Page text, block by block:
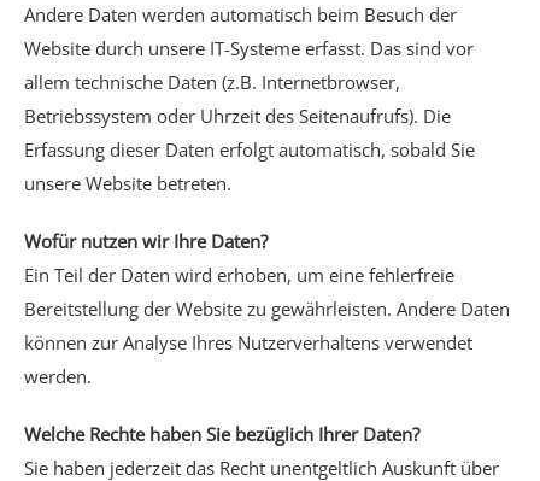
Andere Daten werden automatisch beim Besuch der
Website durch unsere IT-Systeme erfasst. Das sind vor
allem technische Daten (z.B. Internetbrowser,
Betriebssystem oder Uhrzeit des Seitenaufrufs). Die
Erfassung dieser Daten erfolgt automatisch, sobald Sie
unsere Website betreten.
Wofür nutzen wir Ihre Daten?
Ein Teil der Daten wird erhoben, um eine fehlerfreie
Bereitstellung der Website zu gewährleisten. Andere Daten
können zur Analyse Ihres Nutzerverhaltens verwendet
werden.
Welche Rechte haben Sie bezüglich Ihrer Daten?
Sie haben jederzeit das Recht unentgeltlich Auskunft über